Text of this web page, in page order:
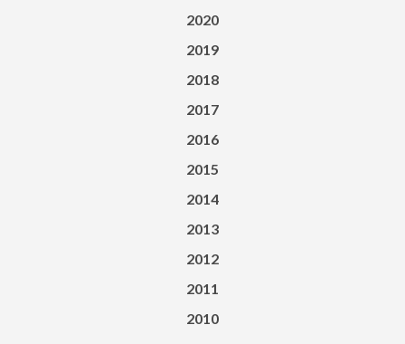
2020
2019
2018
2017
2016
2015
2014
2013
2012
2011
2010